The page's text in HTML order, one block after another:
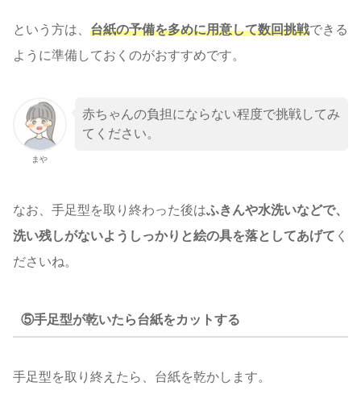
という方は、 台紙の予備を多めに用意して数回挑戦できる
ように準備しておくのがおすすめです。
まや
赤ちゃんの負担にならない程度で挑戦してみ
てください。
なお、手足型を取り終わった後はふきんや水洗いなどで、
洗い残しがないようしっかりと絵の具を落としてあげて く
ださいね。
⑤手足型が乾いたら台紙をカットする
手足型を取り終えたら、台紙を乾かします。